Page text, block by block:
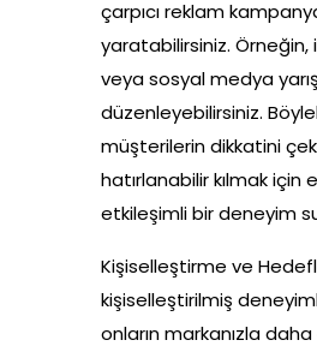
çarpıcı reklam
yaratabilirsiniz.
veya sosyal medya
düzenleyebilirsiniz.
müşterilerin dikkatini
hatırlanabilir kılmak için
etkileşimli bir deneyim
Kişiselleştirme ve
kişiselleştirilmiş
onların markanızla